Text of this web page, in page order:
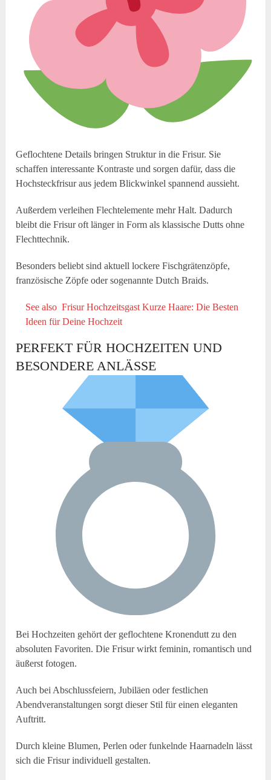
Geflochtene Details bringen Struktur in die Frisur. Sie
schaffen interessante Kontraste und sorgen dafür, dass die
Hochsteckfrisur aus jedem Blickwinkel spannend aussieht.
Außerdem verleihen Flechtelemente mehr Halt. Dadurch
bleibt die Frisur oft länger in Form als klassische Dutts ohne
Flechttechnik.
Besonders beliebt sind aktuell lockere Fischgrätenzöpfe,
französische Zöpfe oder sogenannte Dutch Braids.
See also Frisur Hochzeitsgast Kurze Haare: Die Besten
Ideen für Deine Hochzeit
PERFEKT FÜR HOCHZEITEN UND
BESONDERE ANLÄSSE
Bei Hochzeiten gehört der geflochtene Kronendutt zu den
absoluten Favoriten. Die Frisur wirkt feminin, romantisch und
äußerst fotogen.
Auch bei Abschlussfeiern, Jubiläen oder festlichen
Abendveranstaltungen sorgt dieser Stil für einen eleganten
Auftritt.
Durch kleine Blumen, Perlen oder funkelnde Haarnadeln lässt
sich die Frisur individuell gestalten.